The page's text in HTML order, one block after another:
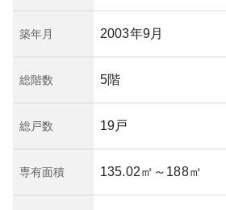
築年月 2003年9月
総階数 5階
総戸数 19戸
専有面積 135.02㎡ ～188㎡